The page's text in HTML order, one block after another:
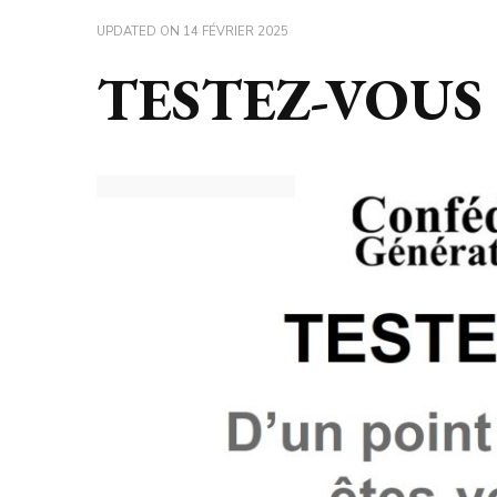
UPDATED ON 14 FÉVRIER 2025
TESTEZ-